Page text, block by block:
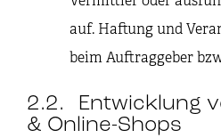
auf. Haftung und
beim Auftraggeber
2.2. Entwicklung
& Online-Shops